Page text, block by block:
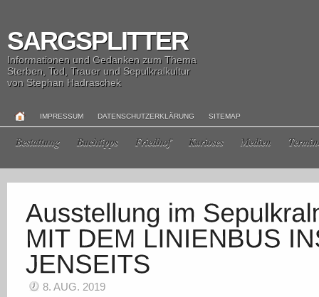
SARGSPLITTER
Informationen und Gedanken zum Thema
Sterben, Tod, Trauer und Sepulkralkultur
von Stephan Hadraschek
IMPRESSUM DATENSCHUTZERKLÄRUNG SITEMAP
Bestattung Buchtipps Friedhof Kurioses Medien
8. AUG. 2019